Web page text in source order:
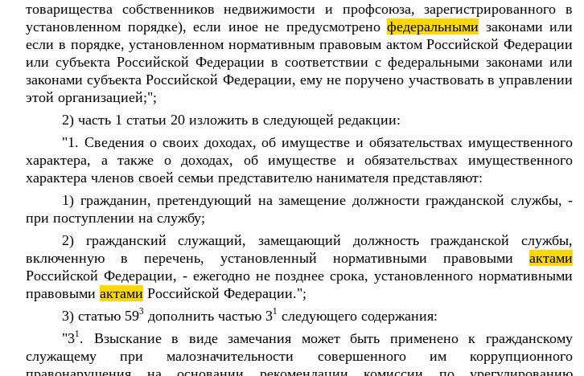
товарищества собственников недвижимости и профсоюза, зарегистрированного в
установленном порядке), если иное не предусмотрено федеральными законами или
если в порядке, установленном нормативным правовым актом Российской Федерации
или субъекта Российской Федерации в соответствии с федеральными законами или
законами субъекта Российской Федерации, ему не поручено участвовать в управлении
этой организацией;";
2) часть 1 статьи 20 изложить в следующей редакции:
"1. Сведения о своих доходах, об имуществе и обязательствах имущественного
характера, а также о доходах, об имуществе и обязательствах имущественного
характера членов своей семьи представителю нанимателя представляют:
1) гражданин, претендующий на замещение должности гражданской службы, -
при поступлении на службу;
2) гражданский служащий, замещающий должность гражданской службы,
включенную в перечень, установленный нормативными правовыми актами
Российской Федерации, - ежегодно не позднее срока, установленного нормативными
правовыми актами Российской Федерации.";
3) статью 593 дополнить частью 31 следующего содержания:
"31 . Взыскание в виде замечания может быть применено к гражданскому
служащему при малозначительности совершенного им коррупционного